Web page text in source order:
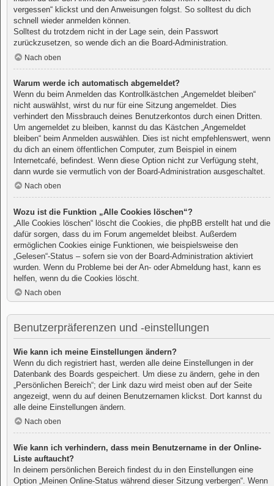
vergessen“ klickst und den Anweisungen folgst. So solltest du dich
schnell wieder anmelden können.
Solltest du trotzdem nicht in der Lage sein, dein Passwort
zurückzusetzen, so wende dich an die Board-Administration.
Nach oben
Warum werde ich automatisch abgemeldet?
Wenn du beim Anmelden das Kontrollkästchen „Angemeldet bleiben“
nicht auswählst, wirst du nur für eine Sitzung angemeldet. Dies
verhindert den Missbrauch deines Benutzerkontos durch einen Dritten.
Um angemeldet zu bleiben, kannst du das Kästchen „Angemeldet
bleiben“ beim Anmelden auswählen. Dies ist nicht empfehlenswert, wenn
du dich an einem öffentlichen Computer, zum Beispiel in einem
Internetcafé, befindest. Wenn diese Option nicht zur Verfügung steht,
dann wurde sie vermutlich von der Board-Administration ausgeschaltet.
Nach oben
Wozu ist die Funktion „Alle Cookies löschen“?
„Alle Cookies löschen“ löscht die Cookies, die phpBB erstellt hat und die
dafür sorgen, dass du im Forum angemeldet bleibst. Außerdem
ermöglichen Cookies einige Funktionen, wie beispielsweise den
„Gelesen“-Status – sofern sie von der Board-Administration aktiviert
wurden. Wenn du Probleme bei der An- oder Abmeldung hast, kann es
helfen, wenn du die Cookies löscht.
Nach oben
Benutzerpräferenzen und -einstellungen
Wie kann ich meine Einstellungen ändern?
Wenn du dich registriert hast, werden alle deine Einstellungen in der
Datenbank des Boards gespeichert. Um diese zu ändern, gehe in den
„Persönlichen Bereich“; der Link dazu wird meist oben auf der Seite
angezeigt, wenn du auf deinen Benutzernamen klickst. Dort kannst du
alle deine Einstellungen ändern.
Nach oben
Wie kann ich verhindern, dass mein Benutzername in der Online-
Liste auftaucht?
In deinem persönlichen Bereich findest du in den Einstellungen eine
Option „Meinen Online-Status während dieser Sitzung verbergen“. Wenn